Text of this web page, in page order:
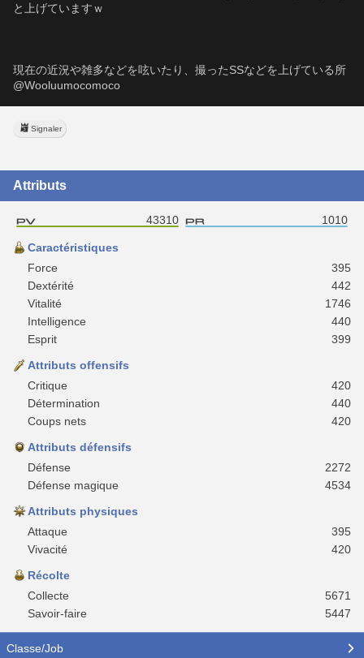
と上げていますｗ
現在の近況や雑多などを呟いたり、撮ったSSなどを上げている所
@Wooluumocomoco
Signaler
Attributs
43310 1010
Caractéristiques
Force
395
Dextérité
442
Vitalité
1746
Intelligence
440
Esprit
399
Attributs offensifs
Critique
420
Détermination
440
Coups nets
420
Attributs défensifs
Défense
2272
Défense magique
4534
Attributs physiques
Attaque
395
Vivacité
420
Récolte
Collecte
5671
Savoir-faire
5447
Classe/Job